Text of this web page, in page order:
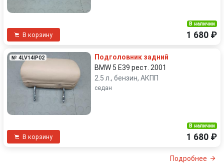
В корзину
В наличии
1 680 ₽
№ 4LV14IP02
Подголовник задний
BMW 5 E39 рест. 2001
2.5 л., бензин, АКПП
седан
В корзину
В наличии
1 680 ₽
Подробнее